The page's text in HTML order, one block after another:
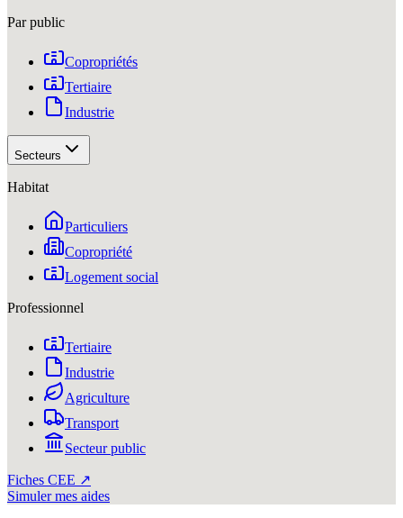
Par public
Copropriétés
Tertiaire
Industrie
Secteurs
Habitat
Particuliers
Copropriété
Logement social
Professionnel
Tertiaire
Industrie
Agriculture
Transport
Secteur public
Fiches CEE ↗
Simuler mes aides